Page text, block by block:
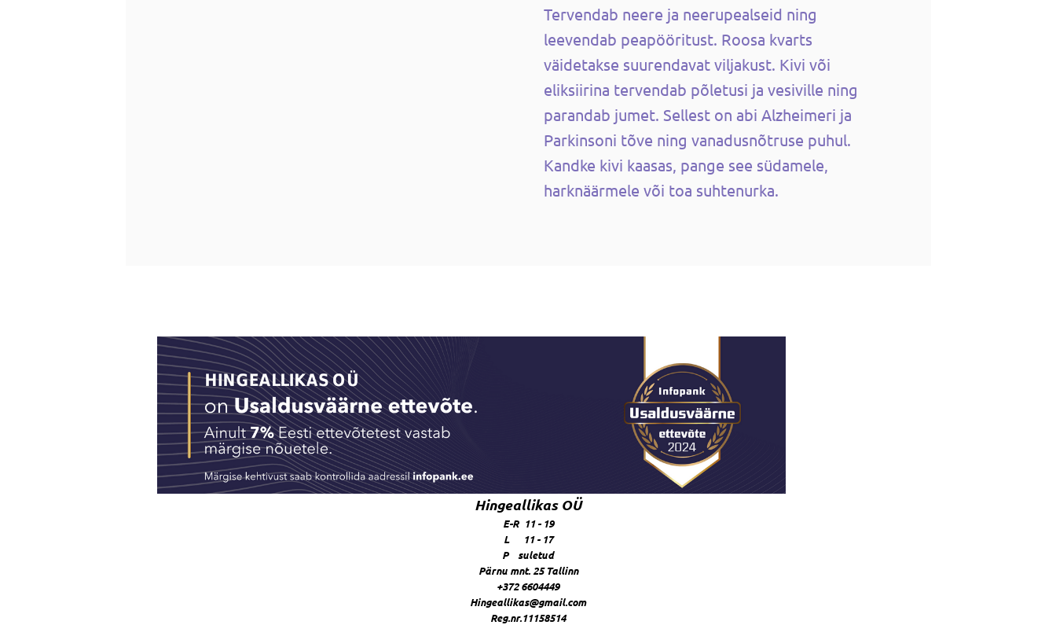
Tervendab neere ja neerupealseid ning
leevendab peapööritust. Roosa kvarts
väidetakse suurendavat viljakust. Kivi või
eliksiirina tervendab põletusi ja vesiville ning
parandab jumet. Sellest on abi Alzheimeri ja
Parkinsoni tõve ning vanadusnõtruse puhul.
Kandke kivi kaasas, pange see südamele,
harknäärmele või toa suhtenurka.
Hingeallikas OÜ
E-R 11 - 19
L 11 - 17
P suletud
Pärnu mnt. 25 Tallinn
+372 6604449
Hingeallikas@gmail.com
Reg.nr.11158514